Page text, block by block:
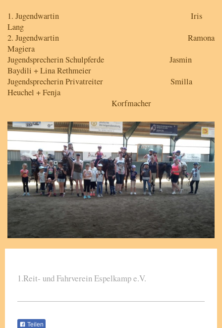
1. Jugendwartin Iris
Lang
2. Jugendwartin Ramona
Magiera
Jugendsprecherin Schulpferde Jasmin
Baydili + Lina Rethmeier
Jugendsprecherin Privatreiter Smilla
Heuchel + Fenja
Korfmacher
1.Reit- und Fahrverein Espelkamp e.V.
Teilen